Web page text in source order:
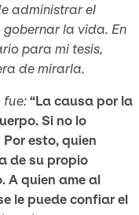
administrar el
gobernar la vida. En
para mi tesis,
de mirarla.
fue:“La causa por la
Si no lo
esto, quien
de su propio
A quien ame al
le puede confiar el